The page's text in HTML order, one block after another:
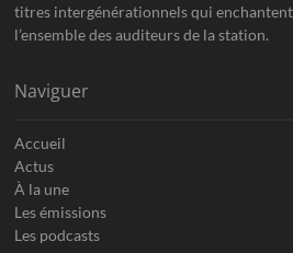
titres intergénérationnels qui
l’ensemble des auditeurs de la station.
Naviguer
Accueil
Actus
À la une
Les émissions
Les podcasts